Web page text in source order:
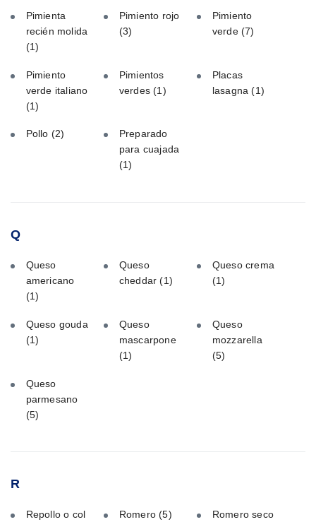
Pimienta
recién molida
(1)
Pimiento rojo
(3)
Pimiento
verde(7)
Pimiento
verde italiano
(1)
Pimientos
verdes(1)
Placas
lasagna(1)
Pollo (2)
Preparado
para cuajada
(1)
Q
Queso
americano
(1)
Queso
cheddar(1)
Queso crema
(1)
Queso gouda
(1)
Queso
mascarpone
(1)
Queso
mozzarella
(5)
Queso
parmesano
(5)
R
Repollo o col
Romero(5)
Romero seco